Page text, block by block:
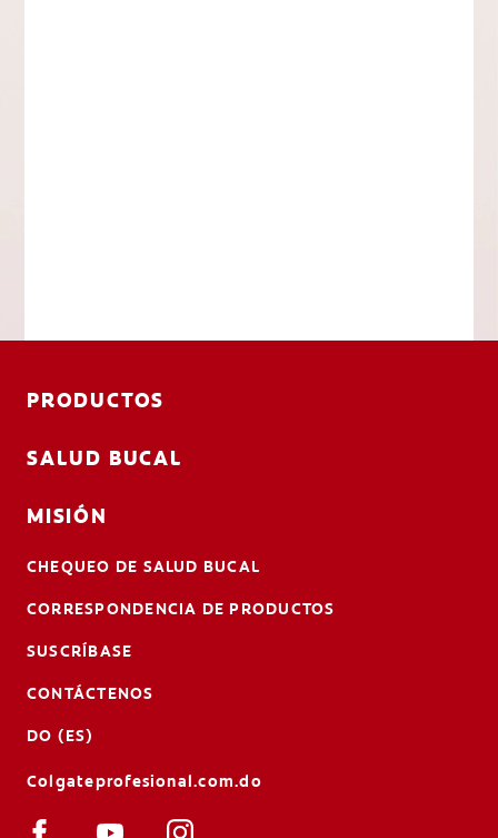
PRODUCTOS
SALUD BUCAL
MISIÓN
CHEQUEO DE SALUD BUCAL
CORRESPONDENCIA DE PRODUCTOS
SUSCRÍBASE
CONTÁCTENOS
DO (ES)
Colgateprofesional.com.do